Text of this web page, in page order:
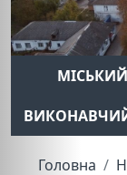
Головна